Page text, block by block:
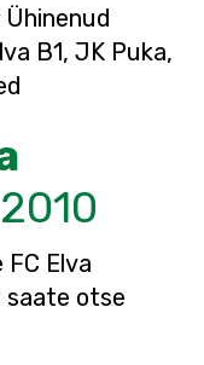
B1, JK Puka,
Elva
saate otse